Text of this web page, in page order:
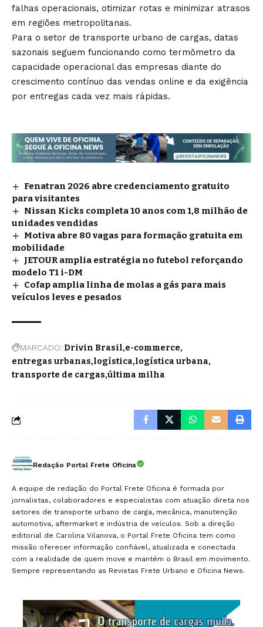
falhas operacionais, otimizar rotas e minimizar atrasos
em regiões metropolitanas.
Para o setor de transporte urbano de cargas, datas
sazonais seguem funcionando como termômetro da
capacidade operacional das empresas diante do
crescimento contínuo das vendas online e da exigência
por entregas cada vez mais rápidas.
Fenatran 2026 abre credenciamento gratuito
para visitantes
Nissan Kicks completa 10 anos com 1,8 milhão de
unidades vendidas
Motiva abre 80 vagas para formação gratuita em
mobilidade
JETOUR amplia estratégia no futebol reforçando
modelo T1 i-DM
Cofap amplia linha de molas a gás para mais
veículos leves e pesados
MARCADO: Drivin Brasil e-commerce
entregas urbanas logística logística urbana
transporte de cargas última milha
Redação Portal Frete Oficina
A equipe de redação do Portal Frete Oficina é formada por
jornalistas, colaboradores e especialistas com atuação direta nos
setores de transporte urbano de carga, mecânica, manutenção
automotiva, aftermarket e indústria de veículos. Sob a direção
editorial de Carolina Vilanova, o Portal Frete Oficina tem como
missão oferecer informação confiável, atualizada e conectada
com a realidade de quem move e mantém o Brasil em movimento.
Sempre representando as Revistas Frete Urbano e Oficina News.